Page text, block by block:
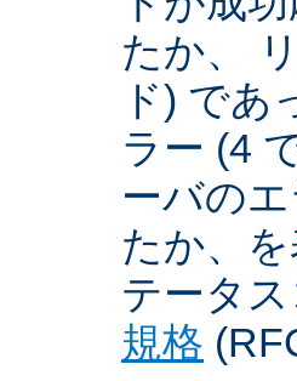
たか、
ド) で
ラー (4
ーバの
たか、
テータ
規格